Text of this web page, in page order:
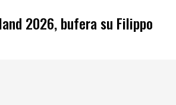
2026, bufera su Filippo